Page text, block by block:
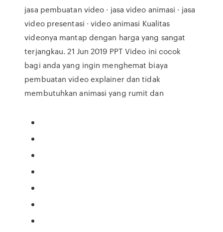
jasa pembuatan video · jasa video animasi · jasa
video presentasi · video animasi Kualitas
videonya mantap dengan harga yang sangat
terjangkau. 21 Jun 2019 PPT Video ini cocok
bagi anda yang ingin menghemat biaya
pembuatan video explainer dan tidak
membutuhkan animasi yang rumit dan